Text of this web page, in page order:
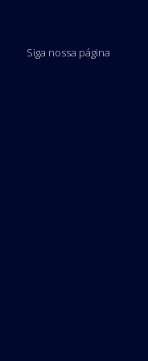
Siga nossa página